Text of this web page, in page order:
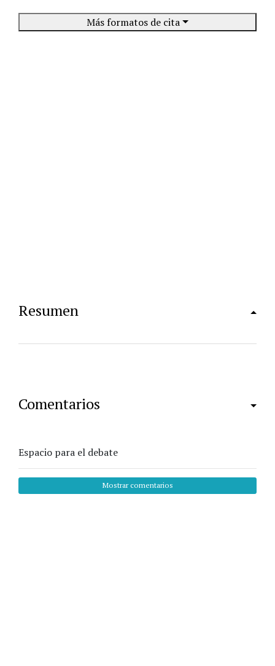
Más formatos de cita
Resumen
Comentarios
Espacio para el debate
Mostrar comentarios